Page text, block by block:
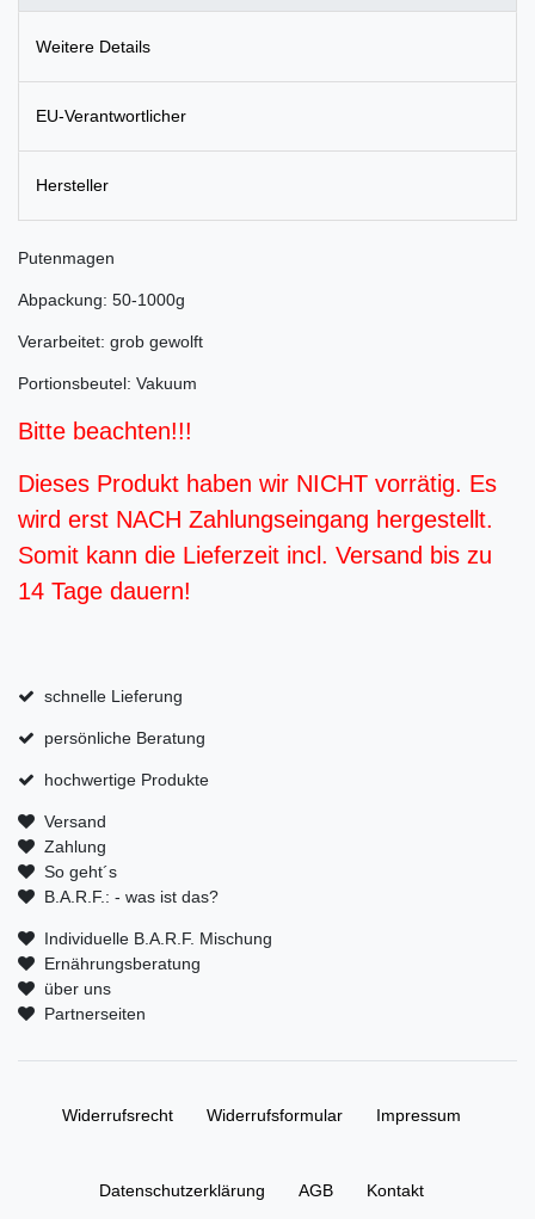
Weitere Details
EU-Verantwortlicher
Hersteller
Putenmagen
Abpackung: 50-1000g
Verarbeitet: grob gewolft
Portionsbeutel: Vakuum
Bitte beachten!!!
Dieses Produkt haben wir NICHT vorrätig. Es
wird erst NACH Zahlungseingang hergestellt.
Somit kann die Lieferzeit incl. Versand bis zu
14 Tage dauern!
schnelle Lieferung
persönliche Beratung
hochwertige Produkte
Versand
Zahlung
So geht´s
B.A.R.F.: - was ist das?
Individuelle B.A.R.F. Mischung
Ernährungsberatung
über uns
Partnerseiten
Widerrufs­recht Widerrufs­formular Impressum
Daten­schutz­erklärung AGB Kontakt